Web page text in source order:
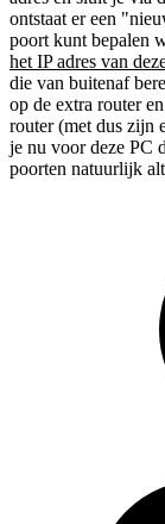
ontstaat er een
poort kunt bepalen
het IP adres van
die van buitenaf
op de extra router
router (met dus zijn
je nu voor deze PC
poorten natuurlijk